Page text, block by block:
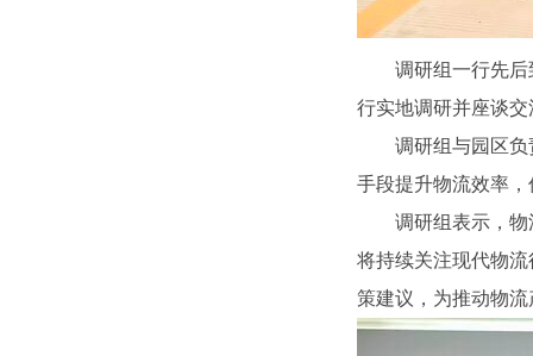
调研组一行先
行实地调研并座谈交
调研组与园区
手段提升物流效率
调研组表示，
将持续关注现代物
策建议，为推动物